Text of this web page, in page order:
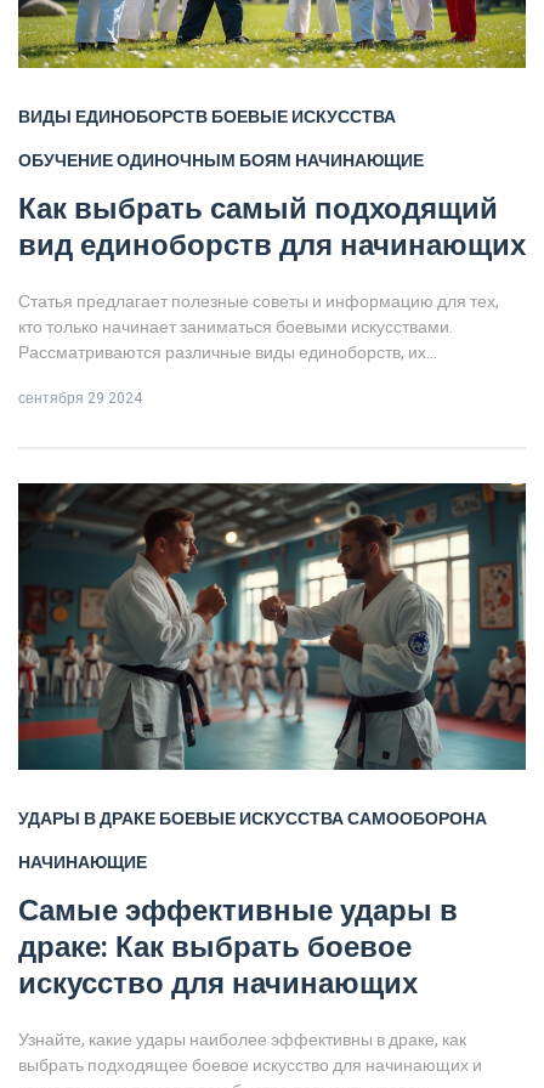
ВИДЫ ЕДИНОБОРСТВБОЕВЫЕ ИСКУССТВА
ОБУЧЕНИЕ ОДИНОЧНЫМ БОЯМ НАЧИНАЮЩИЕ
Как выбрать самый подходящий
вид единоборств для начинающих
Статья предлагает полезные советы и информацию для тех,
кто только начинает заниматься боевыми искусствами.
Рассматриваются различные виды единоборств, их
Подсказки помогут новичкам сделать осознанный и правильный
сентября 29 2024
УДАРЫ В ДРАКЕБОЕВЫЕ ИСКУССТВАСАМООБОРОНА
НАЧИНАЮЩИЕ
Самые эффективные удары в
драке: Как выбрать боевое
искусство для начинающих
Узнайте, какие удары наиболее эффективны в драке, как
выбрать подходящее боевое искусство для начинающих и